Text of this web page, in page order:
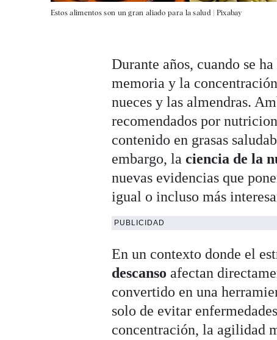
Estos alimentos son un gran aliado para la salud | Pixabay
Durante años, cuando se
memoria y la
nueces y las almendras.
recomendados por
contenido en grasas
embargo, laciencia de la
nuevas evidencias que
igual o incluso más
PUBLICIDAD
En un contexto donde el
descanso afectan
convertido en una
solo de evitar
concentración, la agilidad